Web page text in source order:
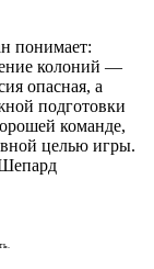
понимает:
колоний —
опасная, а
подготовки
команде,
целью игры.